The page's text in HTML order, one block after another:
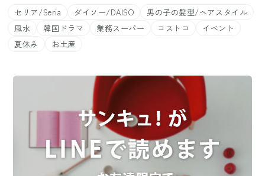
セリア/Seria ダイソー/DAISO
男の子の髪型/ヘアスタイル
風水
韓国ドラマ 業務スーパー コストコ
イベント
夏休み
お土産